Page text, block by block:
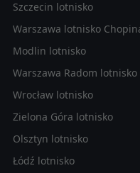
Szczecin lotnisko
Warszawa lotnisko
Modlin lotnisko
Warszawa Radom lotnisko
Wrocław lotnisko
Zielona Góra lotnisko
Olsztyn lotnisko
Łódź lotnisko